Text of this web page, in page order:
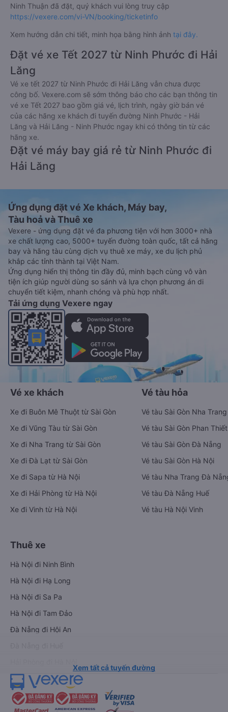
Ninh Thuận đã đặt, quý khách vui lòng truy cập
https://vexere.com/vi-VN/booking/ticketinfo
Xem hướng dẫn chi tiết, minh họa bằng hình ảnh tại đây.
Đặt vé xe Tết 2027 từ Ninh Phước đi Hải
Lăng
Vé xe tết 2027 từ Ninh Phước đi Hải Lăng vẫn chưa được
công bố. Vexere.com sẽ sớm thông báo cho các bạn thông tin
vé xe Tết 2027 bao gồm giá vé, lịch trình, ngày giờ bán vé
của các hãng xe khách đi tuyến đường Ninh Phước - Hải
Lăng và Hải Lăng - Ninh Phước ngay khi có thông tin từ các
hãng xe.
Đặt vé máy bay giá rẻ từ Ninh Phước đi
Hải Lăng
Ứng dụng đặt vé Xe khách, Máy bay,
Tàu hoả và Thuê xe
Vexere - ứng dụng đặt vé đa phương tiện với hơn 3000+ nhà
xe chất lượng cao, 5000+ tuyến đường toàn quốc, tất cả hãng
bay và hãng tàu cùng dịch vụ thuê xe máy, xe du lịch phủ
khắp các tỉnh thành tại Việt Nam.
Ứng dụng hiển thị thông tin đầy đủ, minh bạch cùng vô vàn
tiện ích giúp người dùng so sánh và lựa chọn phương án di
chuyển tiết kiệm, nhanh chóng và phù hợp nhất.
Tải ứng dụng Vexere ngay
Vé xe khách
Xe đi Buôn Mê Thuột từ Sài Gòn
Xe đi Vũng Tàu từ Sài Gòn
Xe đi Nha Trang từ Sài Gòn
Xe đi Đà Lạt từ Sài Gòn
Xe đi Sapa từ Hà Nội
Xe đi Hải Phòng từ Hà Nội
Xe đi Vinh từ Hà Nội
Vé tàu hỏa
Vé tàu Sài Gòn Nha Trang
Vé tàu Sài Gòn Phan Thiết
Vé tàu Sài Gòn Đà Nẵng
Vé tàu Sài Gòn Hà Nội
Vé tàu Nha Trang Đà
Vé tàu Đà Nẵng Huế
Vé tàu Hà Nội Vinh
Thuê xe
Hà Nội đi Ninh Bình
Hà Nội đi Hạ Long
Hà Nội đi Sa Pa
Hà Nội đi Tam Đảo
Đà Nẵng đi Hội An
Xem tất cả tuyến đường